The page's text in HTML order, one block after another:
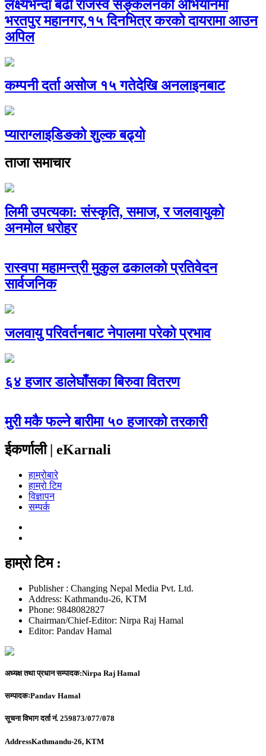
लक्ष्यभन्दा बढी राजस्व सङ्कलनको अभियानमा
भरतपुर महानगर,१५ दिनभित्र करको दायरामा आउन
अपिल
कम्पनी दर्ता असोज १५ गतेदेखि अनलाइनबाट
प्याराग्लाइडिङको शुल्क बढ्यो
ताजा समाचार
लिमी उपत्यका: संस्कृति, समाज, र जलवायुको
अनमोल धरोहर
रास्वपा महामन्त्री मुकुल ढकालको प्रतिवेदन
सार्वजनिक
जलवायु परिवर्तनबाट नेपालमा परेको प्रभाव
६४ हजार डालेघाँसका बिरुवा वितरण
मुरी मकै फल्ने बारीमा ५० हजारको तरकारी
ईकर्णाली | eKarnali
हाम्रोबारे
हाम्रो टिम
विज्ञापन
सम्पर्क
हाम्रो टिम :
Publisher : Changing Nepal Media Pvt. Ltd.
Address: Kathmandu-26, KTM
Phone: 9848082827
Chairman/Chief-Editor: Nirpa Raj Hamal
Editor: Pandav Hamal
अध्यक्ष तथा प्रधान सम्पादक:Nirpa Raj Hamal
सम्पादकःPandav Hamal
सूचना विभाग दर्ता नं. 259873/077/078
AddressKathmandu-26, KTM